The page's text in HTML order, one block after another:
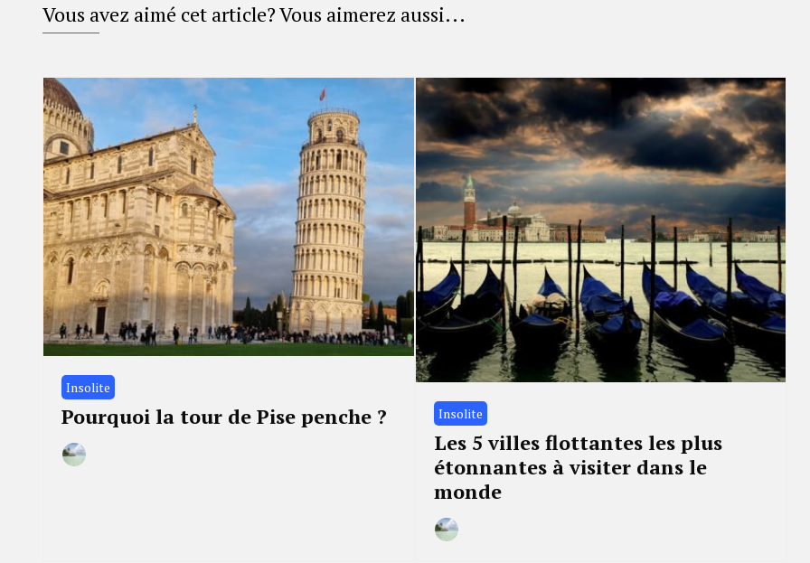
Vous avez aimé cet article? Vous aimerez aussi...
Insolite
Pourquoi la tour de Pise penche ? Insolite
Les 5 villes flottantes les plus
étonnantes à visiter dans le
monde